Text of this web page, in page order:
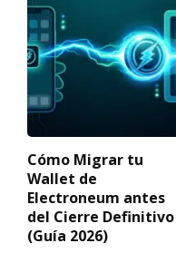
Cómo Migrar tu
Wallet de
Electroneum antes
del Cierre Definitivo
(Guía 2026)